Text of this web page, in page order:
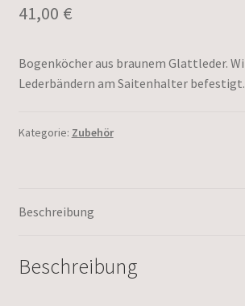
41,00 €
Bogenköcher aus braunem Glattleder.
Lederbändern am Saitenhalter befestigt.
Kategorie: Zubehör
Beschreibung
Beschreibung